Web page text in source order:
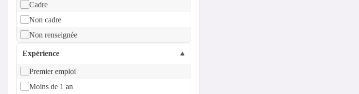
Cadre
Non cadre
Non renseignée
Expérience
Premier emploi
Moins de 1 an